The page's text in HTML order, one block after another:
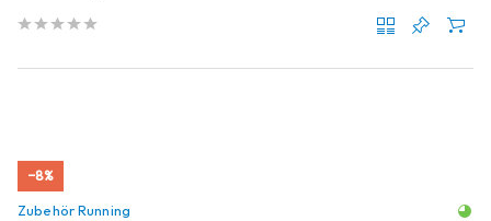
−8%
Zubehör Running